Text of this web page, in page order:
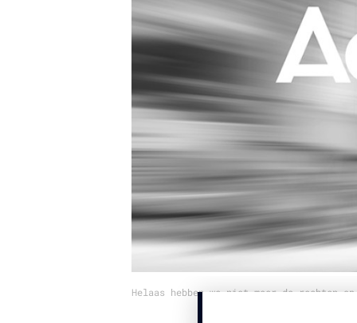
Helaas hebben we niet meer de rechten